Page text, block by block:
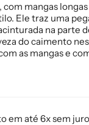
mangas
Ele traz uma
na parte
do caimento
as mangas e
em até 6x sem